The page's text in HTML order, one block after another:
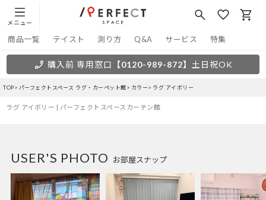
メニュー
商品一覧 テイスト 測り方 Q&A サービス 特集
購入前 専用窓口 【0120-989-872】 土日祝OK
TOP パーフェクトスペース ラグ・カーペット館 カラー ラグ アイボリー
ラグ アイボリー | パーフェクトスペースカーテン館
お部屋スナップ
USER'S PHOTO